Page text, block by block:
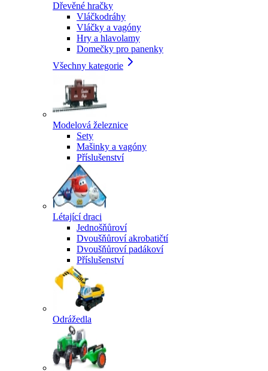
Dřevěné hračky
Vláčkodráhy
Vláčky a vagóny
Hry a hlavolamy
Domečky pro panenky
Všechny kategorie
Modelová železnice
Sety
Mašinky a vagóny
Příslušenství
Létající draci
Jednošňůroví
Dvoušňůroví akrobatičtí
Dvoušňůroví padákoví
Příslušenství
Odrážedla